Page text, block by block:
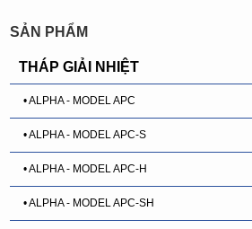
SẢN PHẨM
THÁP GIẢI NHIỆT
• ALPHA - MODEL APC
• ALPHA - MODEL APC-S
• ALPHA - MODEL APC-H
• ALPHA - MODEL APC-SH